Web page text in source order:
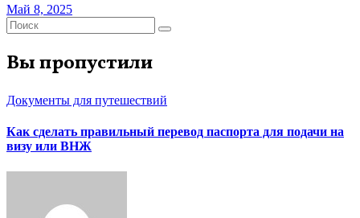
Май 8, 2025
Вы пропустили
Документы для путешествий
Как сделать правильный перевод паспорта для подачи на
визу или ВНЖ